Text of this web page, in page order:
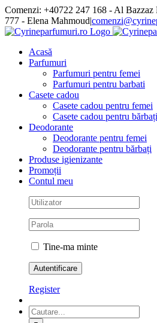
Skip
to
content
Comenzi: +40722 247 168 - Al Bazzaz
777 - Elena Mahmoud|
Facebook
Acasă
Parfumuri
Parfumuri pentru femei
Parfumuri pentru barbati
Casete cadou
Casete cadou pentru femei
Casete cadou pentru bărbați
Deodorante
Deodorante pentru femei
Deodorante pentru bărbați
Produse igienizante
Promoții
Contul meu
Tine-ma minte
Register
Cautare...